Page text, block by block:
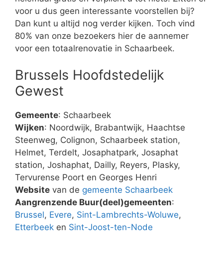
voor u dus geen interessante voorstellen bij?
Dan kunt u altijd nog verder kijken. Toch vind
80% van onze bezoekers hier de aannemer
voor een totaalrenovatie in Schaarbeek.
Brussels Hoofdstedelijk
Gewest
Gemeente: Schaarbeek
Wijken: Noordwijk, Brabantwijk, Haachtse
Steenweg, Colignon, Schaarbeek station,
Helmet, Terdelt, Josaphatpark, Josaphat
station, Joshaphat, Dailly, Reyers, Plasky,
Tervurense Poort en Georges Henri
Website van de gemeente Schaarbeek
Aangrenzende Buur(deel)gemeenten:
Brussel, Evere, Sint-Lambrechts-Woluwe,
Etterbeek en Sint-Joost-ten-Node